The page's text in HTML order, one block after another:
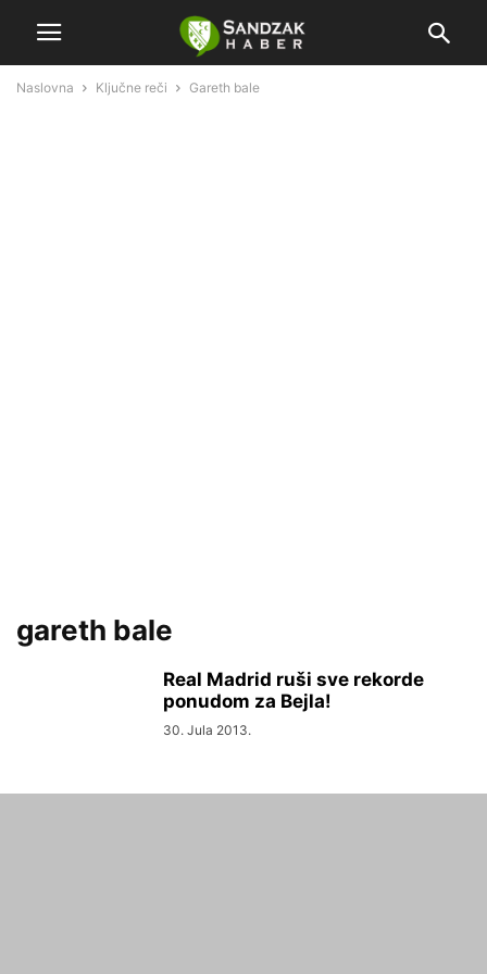
Naslovna Ključne reči Gareth bale
gareth bale
Real Madrid ruši sve rekorde
ponudom za Bejla!
30. Jula 2013.